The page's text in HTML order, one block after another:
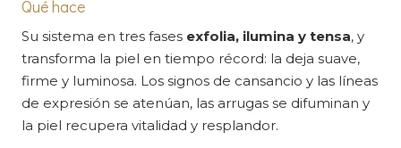
Qué hace
Su sistema en tres fases exfolia, ilumina y tensa, y
transforma la piel en tiempo récord: la deja suave,
firme y luminosa. Los signos de cansancio y las líneas
de expresión se atenúan, las arrugas se difuminan y
la piel recupera vitalidad y resplandor.